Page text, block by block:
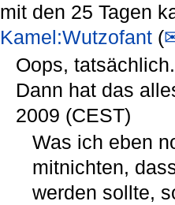
mit den 25 Tagen
Kamel:Wutzofant(
Oops,
Dann hat das
2009 (CEST)
Was ich eben
mitnichten,
werden sollte,